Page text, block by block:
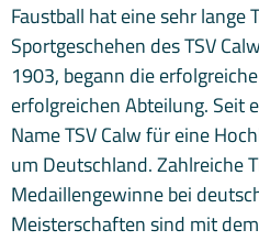
Faustball hat eine sehr lange
Sportgeschehen des TSV
1903, begann die
erfolgreichen Abteilung. Seit
Name TSV Calw für eine
um Deutschland. Zahlreiche
Medaillengewinne bei
Meisterschaften sind mit